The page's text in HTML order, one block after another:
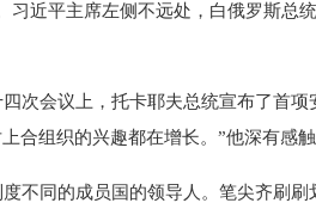
近平主席左侧不远处，白俄罗斯总
会议上，托卡耶夫总统宣布了首项
合组织的兴趣都在增长。”他深有感触
同的成员国的领导人。笔尖齐刷刷